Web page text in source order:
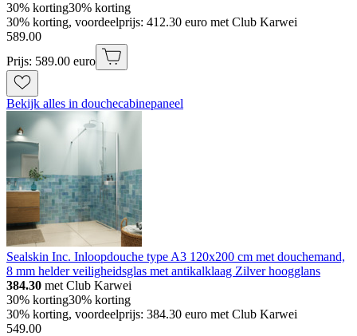
30% korting30% korting
30% korting, voordeelprijs: 412.30 euro met Club Karwei
589.00
Prijs: 589.00 euro
Bekijk alles in douchecabinepaneel
Sealskin Inc. Inloopdouche type A3 120x200 cm met douchemand,
8 mm helder veiligheidsglas met antikalklaag Zilver hoogglans
384.30 met Club Karwei
30% korting30% korting
30% korting, voordeelprijs: 384.30 euro met Club Karwei
549.00